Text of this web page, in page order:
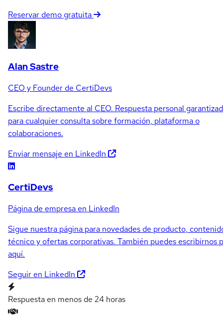
Reservar demo gratuita
Alan Sastre
CEO y Founder de CertiDevs
Escribe directamente al CEO. Respuesta personal
para cualquier consulta sobre formación, plataforma o
colaboraciones.
Enviar mensaje en LinkedIn
CertiDevs
Página de empresa en LinkedIn
Sigue nuestra página para novedades de producto,
técnico y ofertas corporativas. También puedes escribirnos
aquí.
Seguir en LinkedIn
Respuesta en menos de 24 horas